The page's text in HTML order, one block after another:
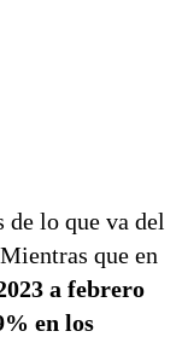
de lo que va del
que en
a febrero
en los